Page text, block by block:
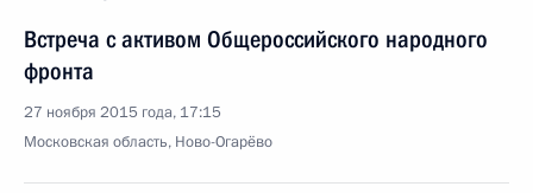
Встреча с активом Общероссийского народного
фронта
27 ноября 2015 года, 17:15
Московская область, Ново-Огарёво